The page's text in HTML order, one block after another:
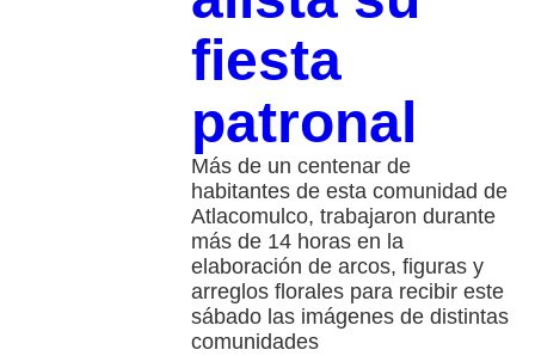
fiesta
patronal
Más de un centenar de
habitantes de esta comunidad de
Atlacomulco, trabajaron durante
más de 14 horas en la
elaboración de arcos, figuras y
arreglos florales para recibir este
sábado las imágenes de distintas
comunidades